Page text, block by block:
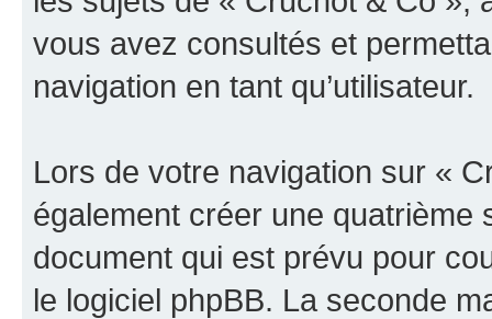
vous avez consultés et
navigation en tant qu’utilisateur.
Lors de votre navigation sur «
également créer une
document qui est prévu pour
le logiciel phpBB. La seconde